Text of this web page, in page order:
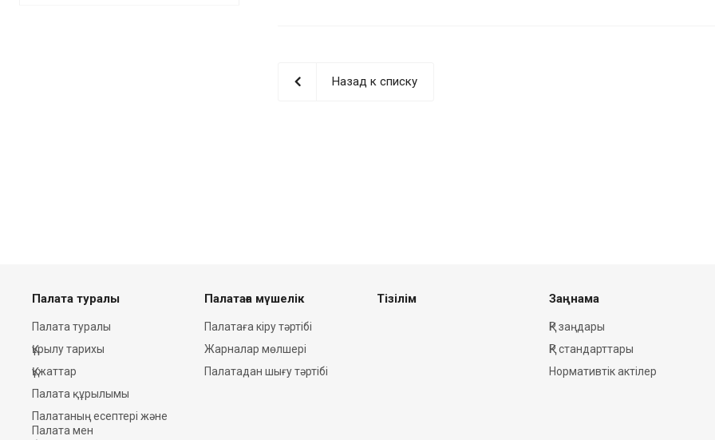
Назад к списку
Палата туралы
Палата туралы
Құрылу тарихы
Құжаттар
Палата құрылымы
Палатаның есептері және
Палата мен
Палатаға мүшелік
Палатаға кіру тәртібі
Жарналар мөлшері
Палатадан шығу тәртібі
Тізілім Заңнама
ҚР заңдары
ҚР стандарттары
Нормативтік актілер